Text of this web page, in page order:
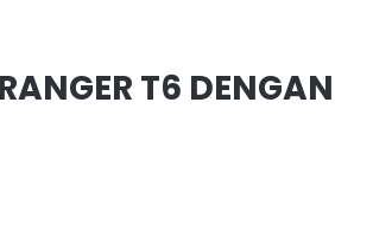
T6 DENGAN